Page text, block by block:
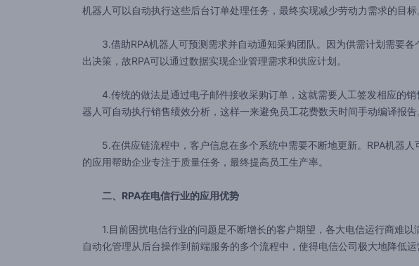
机器人可以自动执行这些后台订单处理任务，最终实现减少劳动力需求的目标
3.借助RPA机器人可预测需求并自动通知采购团队。因为供需计划需要各
出决策，故RPA可以通过数据实现企业管理需求和供应计划。
4.传统的做法是通过电子邮件接收采购订单，这就需要人工签发相应的销
器人可自动执行销售绩效分析，这样一来避免员工花费数天时间手动编译报告
5.在供应链流程中，客户信息在多个系统中需要不断地更新。RPA机器人
的应用帮助企业专注于质量任务，最终提高员工生产率。
二、RPA在电信行业的应用优势
1.目前困扰电信行业的问题是不断增长的客户期望，各大电信运行商难以
自动化管理从后台操作到前端服务的多个流程中，使得电信公司极大地降低